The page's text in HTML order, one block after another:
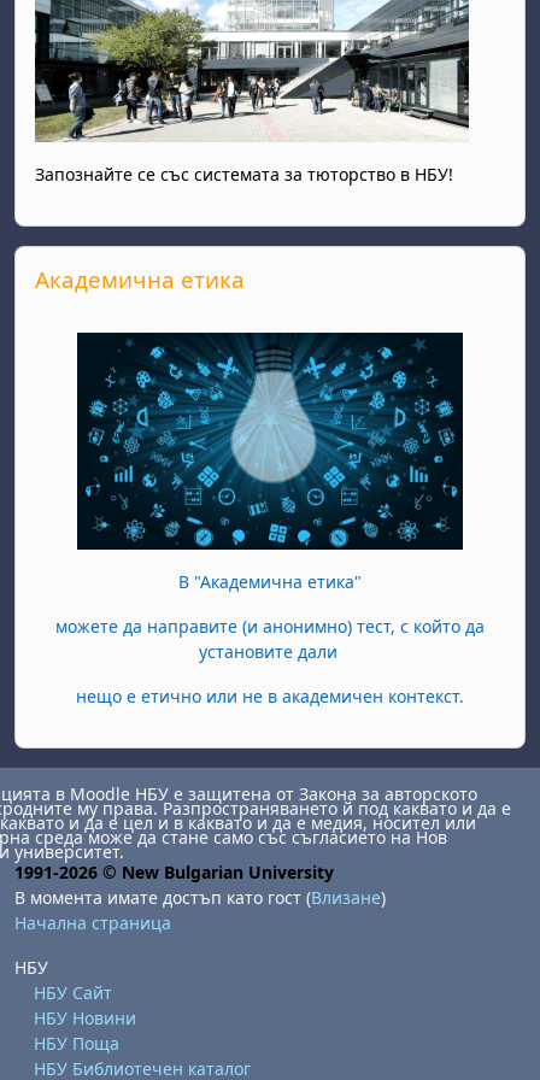
Запознайте се със системата за тюторство в НБУ!
Прескочи Академична етика
Академична етика
В "Академична етика"
можете да направите (и анонимно) тест, с който да
установите дали
нещо е етично или не в академичен контекст.
в Moodle НБУ е защитена от Закона за авторското
му права. Разпространяването й под каквато и да е
и да е цел и в каквато и да е медия, носител или
среда може да стане само със съгласието на Нов
университет.
1991-2026 © New Bulgarian University
В момента имате достъп като гост (Влизане)
Начална страница
НБУ
НБУ Сайт
НБУ Новини
НБУ Поща
НБУ Библиотечен каталог